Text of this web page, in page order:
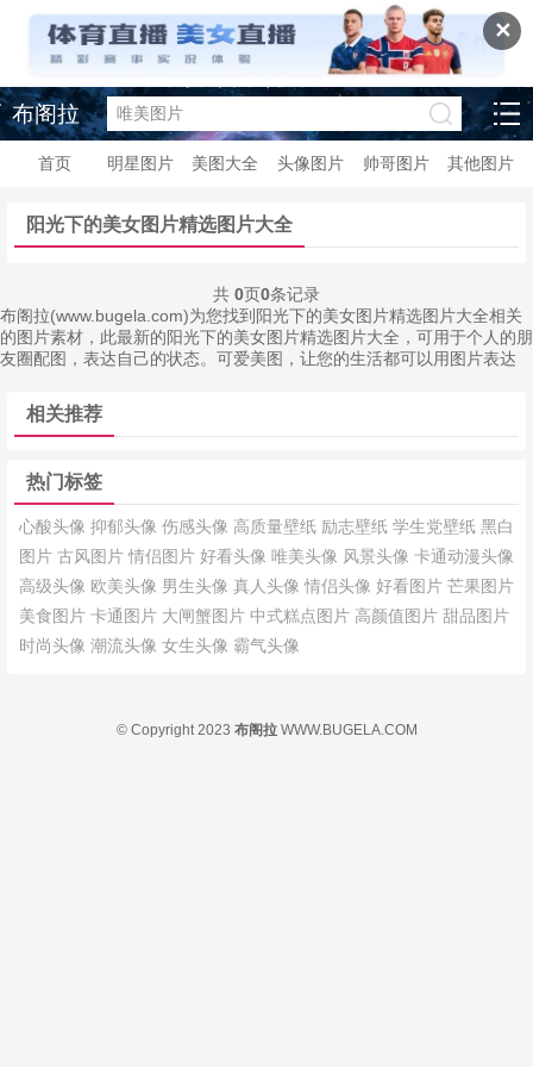
✕
布阁拉
首页 明星图片 美图大全 头像图片 帅哥图片 其他图片
阳光下的美女图片精选图片大全
共 0页0条记录
布阁拉(www.bugela.com)为您找到阳光下的美女图片精选图片大全相关
的图片素材，此最新的阳光下的美女图片精选图片大全，可用于个人的朋
友圈配图，表达自己的状态。可爱美图，让您的生活都可以用图片表达
相关推荐
热门标签
心酸头像 抑郁头像 伤感头像 高质量壁纸 励志壁纸 学生党壁纸 黑白
图片 古风图片 情侣图片 好看头像 唯美头像 风景头像 卡通动漫头像
高级头像 欧美头像 男生头像 真人头像 情侣头像 好看图片 芒果图片
美食图片 卡通图片 大闸蟹图片 中式糕点图片 高颜值图片 甜品图片
时尚头像 潮流头像 女生头像 霸气头像
© Copyright 2023 布阁拉WWW.BUGELA.COM